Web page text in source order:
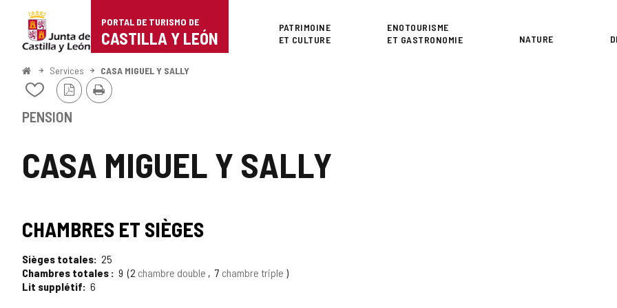
Portal
de
Turismo
Castilla
León
PORTAL DE TURISMO DE
CASTILLA Y LEÓN
Superior
PATRIMOINE
ET CULTURE
ENOTOURISME
ET GASTRONOMIE
NATURE
<
Accueil
Services CASA MIGUEL Y SALLY
CASA MIGUEL Y SALLY
Ajouter/retirer
contenu
Version
PDF
Imprimer
PENSION
CHAMBRES ET SIÈGES
Sièges totales 25
Chambres totales
9 2 chambre double 7 chambre triple
Lit supplétif
6